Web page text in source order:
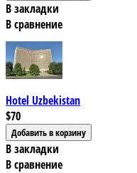
В закладки
В сравнение
Hotel Uzbekistan
$70
В закладки
В сравнение